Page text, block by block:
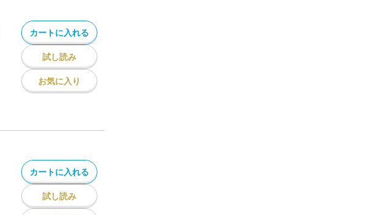
カートに入れる
試し読み
お気に入り
カートに入れる
試し読み